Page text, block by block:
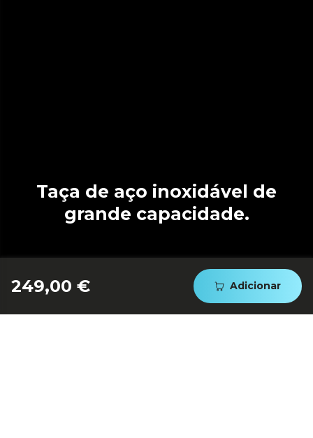
249,00 € Adicionar
Taça de aço inoxidável de
grande capacidade.